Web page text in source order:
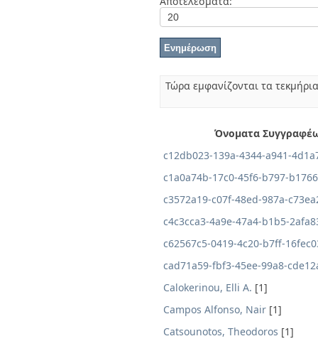
Τώρα εμφανίζονται τα
Όνοματα
c12db023-139a-4344-a941-
c1a0a74b-17c0-45f6-b797-
c3572a19-c07f-48ed-987a-
c4c3cca3-4a9e-47a4-b1b5-
c62567c5-0419-4c20-b7ff-
cad71a59-fbf3-45ee-99a8-
Calokerinou, Elli A. [1]
Campos Alfonso, Nair [1]
Catsounotos, Theodoros [1]